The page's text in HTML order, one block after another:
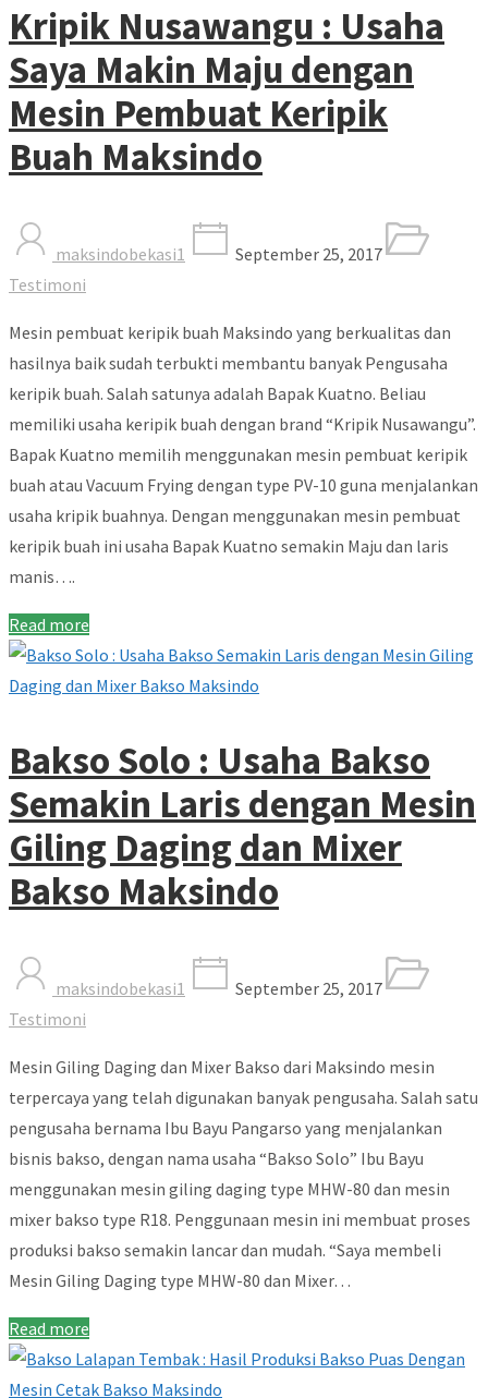
Kripik Nusawangu : Usaha
Saya Makin Maju dengan
Mesin Pembuat Keripik
Buah Maksindo
maksindobekasi1
September 25, 2017
Testimoni
Mesin pembuat keripik buah Maksindo yang berkualitas dan
hasilnya baik sudah terbukti membantu banyak Pengusaha
keripik buah. Salah satunya adalah Bapak Kuatno. Beliau
memiliki usaha keripik buah dengan brand “Kripik Nusawangu”.
Bapak Kuatno memilih menggunakan mesin pembuat keripik
buah atau Vacuum Frying dengan type PV-10 guna menjalankan
usaha kripik buahnya. Dengan menggunakan mesin pembuat
keripik buah ini usaha Bapak Kuatno semakin Maju dan laris
manis….
Read more
Bakso Solo : Usaha Bakso
Semakin Laris dengan Mesin
Giling Daging dan Mixer
Bakso Maksindo
maksindobekasi1
September 25, 2017
Testimoni
Mesin Giling Daging dan Mixer Bakso dari Maksindo mesin
terpercaya yang telah digunakan banyak pengusaha. Salah satu
pengusaha bernama Ibu Bayu Pangarso yang menjalankan
bisnis bakso, dengan nama usaha “Bakso Solo” Ibu Bayu
menggunakan mesin giling daging type MHW-80 dan mesin
mixer bakso type R18. Penggunaan mesin ini membuat proses
produksi bakso semakin lancar dan mudah. “Saya membeli
Mesin Giling Daging type MHW-80 dan Mixer…
Read more